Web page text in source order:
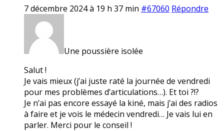
7 décembre 2024 à 19 h 37 min #67060 Répondre
Une poussière isolée
Salut !
Je vais mieux (j’ai juste raté la journée de vendredi
pour mes problèmes d’articulations…). Et toi ?!?
Je n’ai pas encore essayé la kiné, mais j’ai des radios
à faire et je vois le médecin vendredi… Je vais lui en
parler. Merci pour le conseil !